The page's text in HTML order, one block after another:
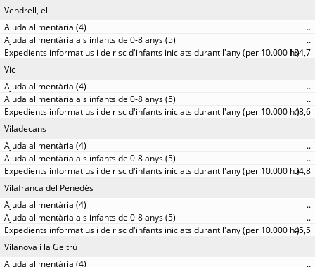
Vendrell, el
..
..
184,7
Vic
..
..
48,6
Viladecans
..
..
54,8
Vilafranca del Penedès
..
..
45,5
Vilanova i la Geltrú
..